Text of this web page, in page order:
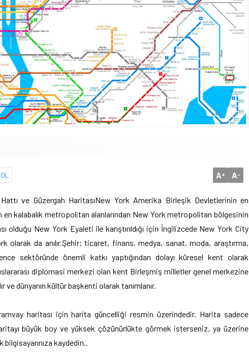
A+ A-
ve Güzergah HaritasıNew York Amerika Birleşik Devletlerinin en
en kalabalık metropolitan alanlarından New York metropolitan bölgesinin
olduğu New York Eyaleti ile karıştırıldığı için İngilizcede New York City
olarak da anılır.Şehir; ticaret, finans, medya, sanat, moda, araştırma,
sektöründe önemli katkı yaptığından dolayı küresel kent olarak
diplomasi merkezi olan kent Birleşmiş milletler genel merkezine
ve dünyanın kültür başkenti olarak tanımlanır.
haritası için harita güncelliği resmin üzerindedir. Harita sadece
büyük boy ve yüksek çözünürlükte görmek isterseniz, ya üzerine
bilgisayarınıza kaydedin..